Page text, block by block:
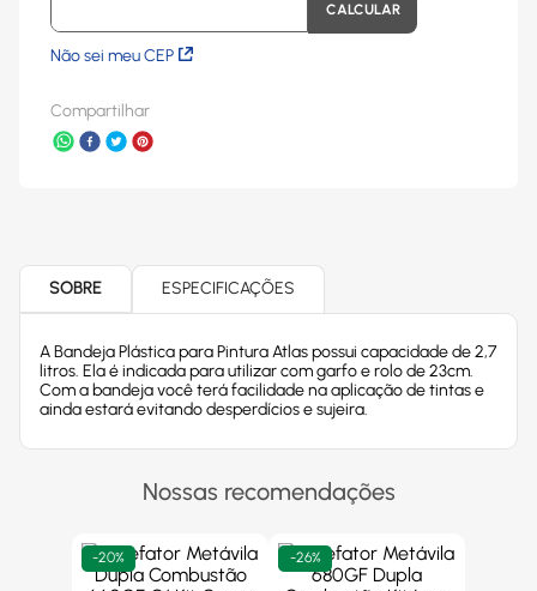
Não sei meu CEP
Compartilhar
SOBRE ESPECIFICAÇÕES
A Bandeja Plástica para Pintura Atlas possui capacidade de 2,7
litros. Ela é indicada para utilizar com garfo e rolo de 23cm.
Com a bandeja você terá facilidade na aplicação de tintas e
ainda estará evitando desperdícios e sujeira.
Nossas recomendações
-20% -26%